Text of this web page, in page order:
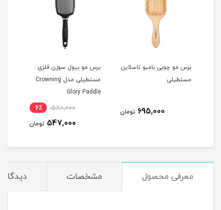
برس مو چوبی بامبو تاسلاین
مستطیلی
695,000 تومان
برس مو بیول سوزن فلزی
مستطیلی مدل Crowning
Glory Paddle
580,000 6٪
547,000 تومان
معرفی محصول مشخصات